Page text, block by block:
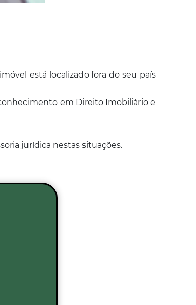
está localizado fora do seu país
em Direito Imobiliário e
jurídica nestas situações.